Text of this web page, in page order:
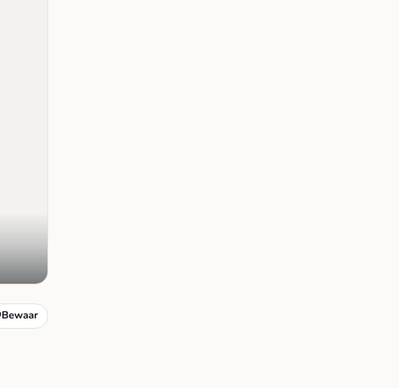
Bewaar